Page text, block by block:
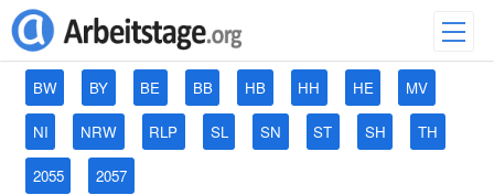
BW BY BE BB HB HH HE MV
NI NRW RLP SL SN ST SH TH
2055 2057